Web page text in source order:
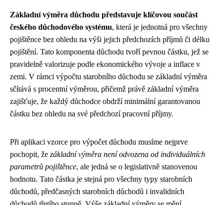
Základní výměra důchodu představuje klíčovou součást
českého důchodového systému, která je jednotná pro všechny
pojištěnce bez ohledu na výši jejich předchozích příjmů či délku
pojištění. Tato komponenta důchodu tvoří pevnou částku, jež se
pravidelně valorizuje podle ekonomického vývoje a inflace v
zemi. V rámci výpočtu starobního důchodu se základní výměra
sčítává s procentní výměrou, přičemž právě základní výměra
zajišťuje, že každý důchodce obdrží minimální garantovanou
částku bez ohledu na své předchozí pracovní příjmy.
Při aplikaci vzorce pro výpočet důchodu musíme nejprve
pochopit, že základní výměra není odvozena od individuálních
parametrů pojištěnce, ale jedná se o legislativně stanovenou
hodnotu. Tato částka je stejná pro všechny typy starobních
důchodů, předčasných starobních důchodů i invalidních